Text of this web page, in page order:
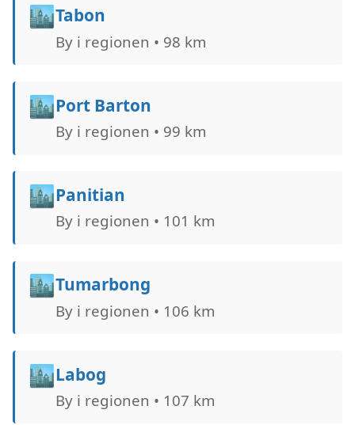
🏙️Tabon
By i regionen • 98 km
🏙️Port Barton
By i regionen • 99 km
🏙️Panitian
By i regionen • 101 km
🏙️Tumarbong
By i regionen • 106 km
🏙️Labog
By i regionen • 107 km